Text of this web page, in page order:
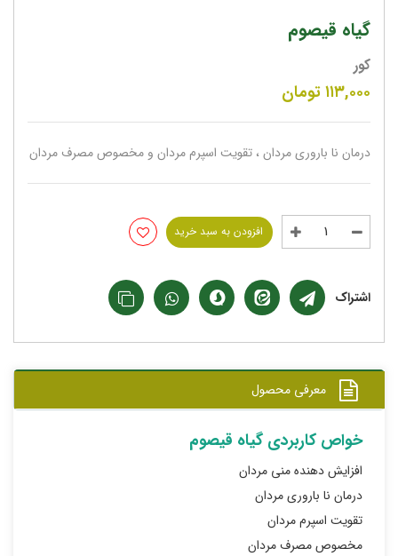
گیاه قیصوم
کور
۱۱۳,۰۰۰تومان
درمان نا باروری مردان ، تقویت اسپرم مردان و مخصوص مصرف مردان
افزودن به سبد خرید
اشتراک
معرفی محصول
خواص کاربردی گیاه قیصوم
افزایش دهنده منی مردان
درمان نا باروری مردان
تقویت اسپرم مردان
مخصوص مصرف مردان